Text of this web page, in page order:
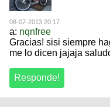
08-07-2013 20:17
a: nqnfree
Gracias! sisi siempre
me lo dicen jajaja